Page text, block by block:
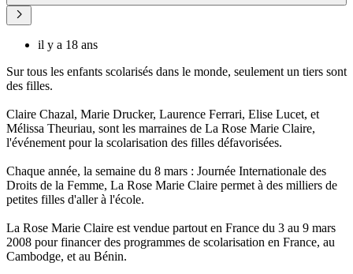
il y a 18 ans
Sur tous les enfants scolarisés dans le monde, seulement un tiers sont
des filles.
Claire Chazal, Marie Drucker, Laurence Ferrari, Elise Lucet, et
Mélissa Theuriau, sont les marraines de La Rose Marie Claire,
l'événement pour la scolarisation des filles défavorisées.
Chaque année, la semaine du 8 mars : Journée Internationale des
Droits de la Femme, La Rose Marie Claire permet à des milliers de
petites filles d'aller à l'école.
La Rose Marie Claire est vendue partout en France du 3 au 9 mars
2008 pour financer des programmes de scolarisation en France, au
Cambodge, et au Bénin.